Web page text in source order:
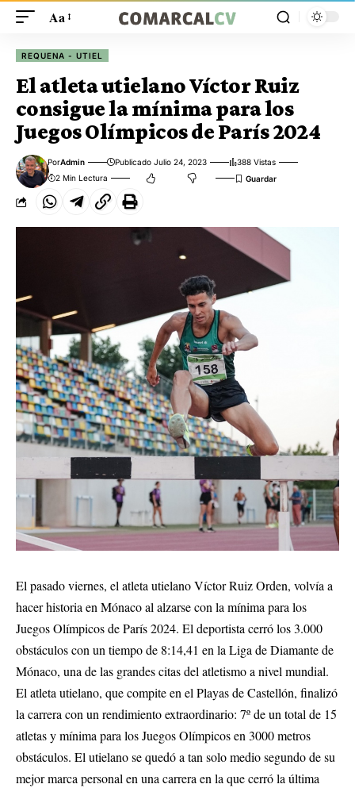
Aa
REQUENA - UTIEL
El atleta utielano Víctor Ruiz
consigue la mínima para los
Juegos Olímpicos de París 2024
PorAdmin Publicado Julio 24, 2023
388 Vistas
2 Min Lectura
El pasado viernes, el atleta utielano Víctor Ruiz Orden, volvía a
hacer historia en Mónaco al alzarse con la mínima para los
Juegos Olímpicos de París 2024. El deportista cerró los 3.000
obstáculos con un tiempo de 8:14,41 en la Liga de Diamante de
Mónaco, una de las grandes citas del atletismo a nivel mundial.
El atleta utielano, que compite en el Playas de Castellón, finalizó
la carrera con un rendimiento extraordinario: 7º de un total de 15
atletas y mínima para los Juegos Olímpicos en 3000 metros
obstáculos. El utielano se quedó a tan solo medio segundo de su
mejor marca personal en una carrera en la que cerró la última